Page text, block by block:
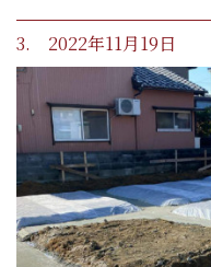
3. 2022年11月19日